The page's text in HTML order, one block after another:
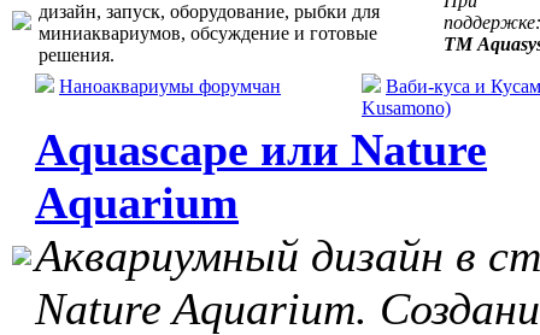
дизайн, запуск, оборудование, рыбки для
миниаквариумов, обсуждение и готовые
решения.
поддержке:
ТМ
Наноаквариумы форумчан
Ваби-куса и
Kusamono)
Aquascape или Nature
Aquarium
Аквариумный дизайн в
Nature Aquarium.